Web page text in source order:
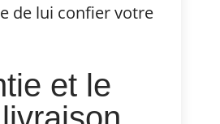
de lui confier votre
et le